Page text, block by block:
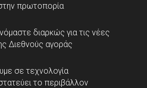
πρωτοπορία
διαρκώς για τις νέες
Διεθνούς αγοράς
σε τεχνολογία
το περιβάλλον